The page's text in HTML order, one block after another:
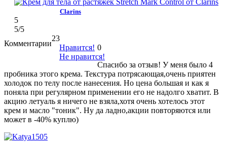
Clarins
5
5/5
Комментарии
23
Нравится!
Не нравится!
0
Спасибо за отзыв! У меня было 4
пробника этого крема. Текстура потрясающая,очень приятен
холодок по телу после нанесения. Но цена большая и как я
поняла при регулярном применении его не надолго хватит. В
акцию летуаль я ничего не взяла,хотя очень хотелось этот
крем и масло "тоник". Ну да ладно,акции повторяются или
может в -40% куплю)